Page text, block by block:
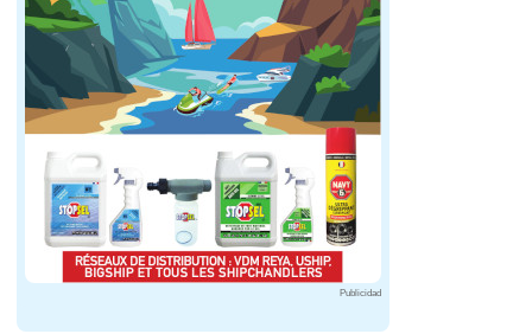
Publicidad